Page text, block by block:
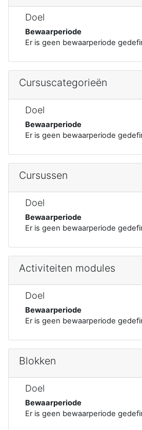
Doel
Bewaarperiode
Er is geen bewaarperiode
Cursuscategorieën
Doel
Bewaarperiode
Er is geen bewaarperiode
Cursussen
Doel
Bewaarperiode
Er is geen bewaarperiode
Activiteiten modules
Doel
Bewaarperiode
Er is geen bewaarperiode
Blokken
Doel
Bewaarperiode
Er is geen bewaarperiode